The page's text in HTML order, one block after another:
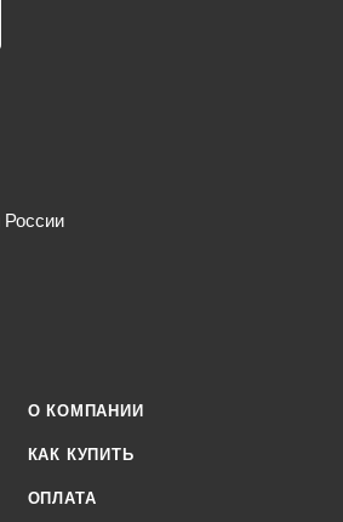
О КОМПАНИИ
КАК КУПИТЬ
ОПЛАТА
России